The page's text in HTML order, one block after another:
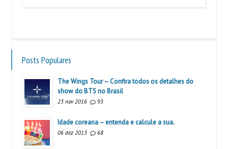
Posts Populares
The Wings Tour – Confira todos os detalhes do
show do BTS no Brasil
23 nov 2016 93
Idade coreana – entenda e calcule a sua.
06 dez 2013 68